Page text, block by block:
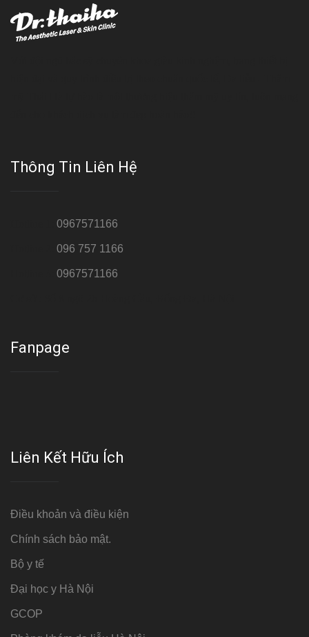
Thông Tin Liên Hệ
0967571166
096 757 1166
0967571166
Fanpage
Liên Kết Hữu Ích
Điều khoản và điều kiện
Chính sách bảo mật.
Bộ y tế
Đại học y Hà Nội
GCOP